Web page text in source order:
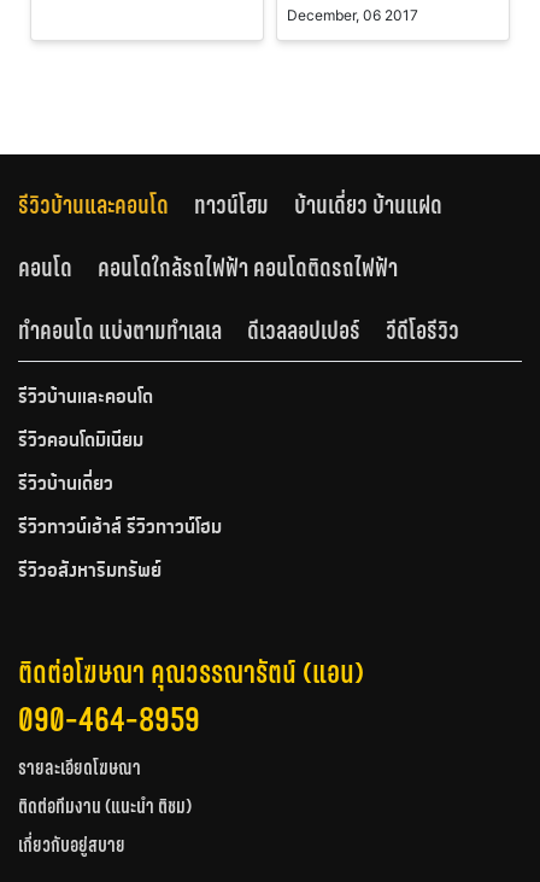
December, 06 2017
รีวิวบ้านและคอนโด ทาวน์โฮม
บ้านเดี่ยว บ้านแฝด
คอนโด
คอนโดใกล้รถไฟฟ้า คอนโดติดรถไฟฟ้า
ทำคอนโด แบ่งตามทำเลเล
ดีเวลลอปเปอร์ วีดีโอรีวิว
รีวิวบ้านและคอนโด
รีวิวคอนโดมิเนียม
รีวิวบ้านเดี่ยว
รีวิวทาวน์เฮ้าส์ รีวิวทาวน์โฮม
รีวิวอสังหาริมทรัพย์
ติดต่อโฆษณา คุณวรรณารัตน์ (แอน)
090-464-8959
รายละเอียดโฆษณา
ติดต่อทีมงาน (แนะนำ ติชม)
เกี่ยวกับอยู่สบาย